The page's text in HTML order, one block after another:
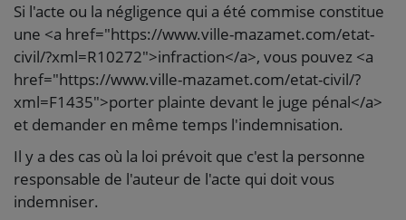
Si l'acte ou la négligence qui a été commise constitue
une <a href="https://www.ville-mazamet.com/etat-
civil/?xml=R10272">infraction</a>, vous pouvez <a
href="https://www.ville-mazamet.com/etat-civil/?
xml=F1435">porter plainte devant le juge pénal</a>
et demander en même temps l'indemnisation.
Il y a des cas où la loi prévoit que c'est la personne
responsable de l'auteur de l'acte qui doit vous
indemniser.